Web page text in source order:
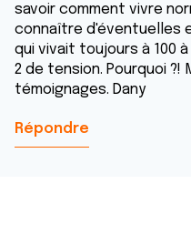
savoir comment vivre
connaître d'éventuelles
qui vivait toujours à 100
2 de tension. Pourquoi
témoignages. Dany
Répondre